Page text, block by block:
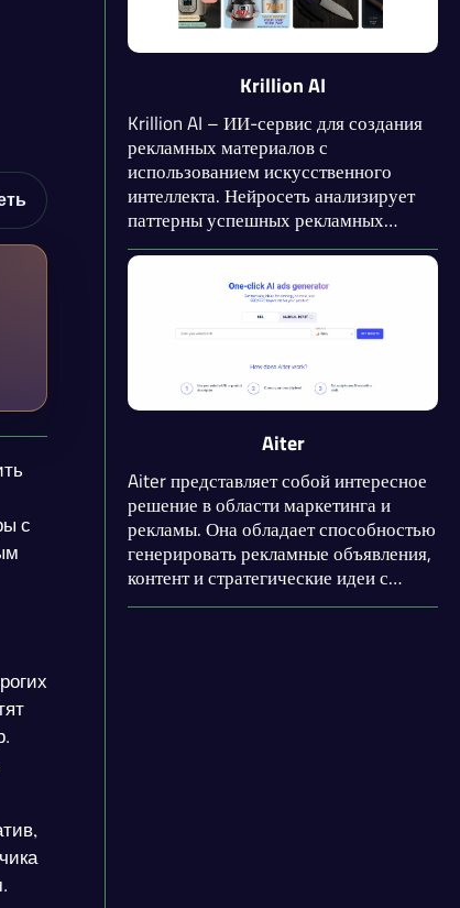
с
Krillion AI
Krillion AI – ИИ-сервис для создания
рекламных материалов с
использованием искусственного
интеллекта. Нейросеть анализирует
паттерны успешных рекламных
кампаний и использует эти данные
для генерации новых креативов.
Платформа автоматически создаёт
визуальное оформление и текст
объявления за несколько секунд.
Aiter
Aiter представляет собой интересное
решение в области маркетинга и
рекламы. Она обладает способностью
генерировать рекламные объявления,
контент и стратегические идеи с
помощью всего лишь одного клика.